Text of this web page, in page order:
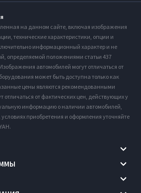
на данном сайте, включая изображения
технические характеристики, опции и
информационный характер и не
определяемой положениями статьи 437
автомобилей могут отличаться от
может быть доступна только как
цены являются рекомендованными
от фактических цен, действующих у
информацию о наличии автомобилей,
приобретения и оформления уточняйте